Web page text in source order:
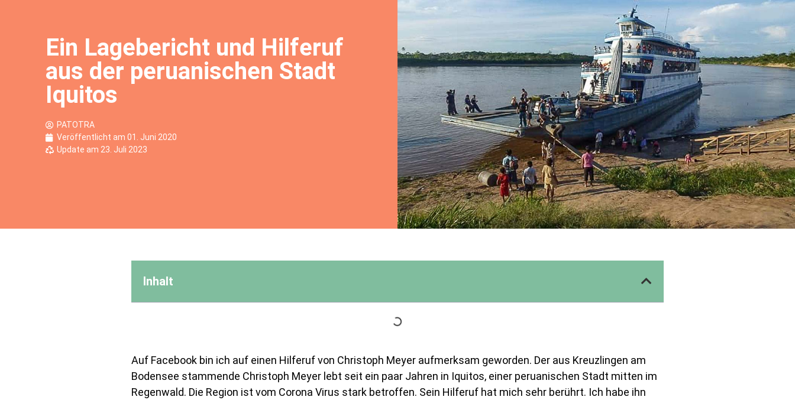
Ein Lagebericht und Hilferuf
aus der peruanischen Stadt
Iquitos
PATOTRA
Veröffentlicht am 01. Juni 2020
Update am 23. Juli 2023
Inhalt
Auf Facebook bin ich auf einen Hilferuf von Christoph Meyer aufmerksam geworden. Der aus Kreuzlingen am
Bodensee stammende Christoph Meyer lebt seit ein paar Jahren in Iquitos, einer peruanischen Stadt mitten im
Regenwald. Die Region ist vom Corona Virus stark betroffen. Sein Hilferuf hat mich sehr berührt. Ich habe ihn